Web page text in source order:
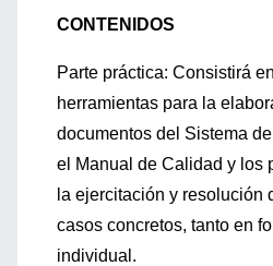
CONTENIDOS
Parte práctica: Consistirá
herramientas para la
documentos del Sistema
el Manual de Calidad y los
la ejercitación y resolución
casos concretos, tanto en
individual.